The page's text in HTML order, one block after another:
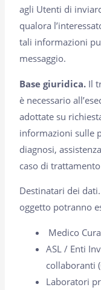
agli Utenti di
qualora
tali informazioni
messaggio.
Base giuridica. Il
è necessario
adottate su
informazioni sulle
diagnosi,
caso di
Destinatari dei
oggetto potranno
Medico
ASL / Enti
collaboranti
Laboratori